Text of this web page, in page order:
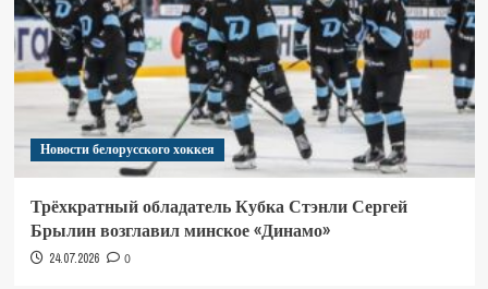
Новости белорусского хоккея
Трёхкратный обладатель Кубка Стэнли Сергей
Брылин возглавил минское «Динамо»
24.07.2026 0